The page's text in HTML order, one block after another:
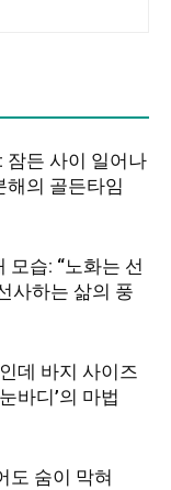
잠든 사이 일어나
해의 골든타임
모습: “노화는 선
사하는 삶의 풍
데 바지 사이즈
바디’의 마법
도 숨이 막혀